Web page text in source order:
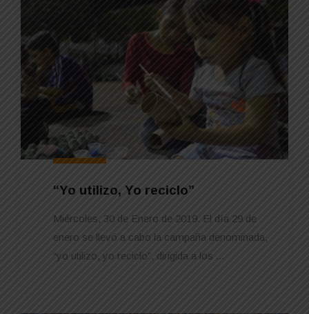
“Yo utilizo, Yo reciclo”
Miércoles, 30 de Enero de 2019. El día 29 de
enero se llevó a cabo la campaña denominada,
“yo utilizo, yo reciclo”, dirigida a los ...